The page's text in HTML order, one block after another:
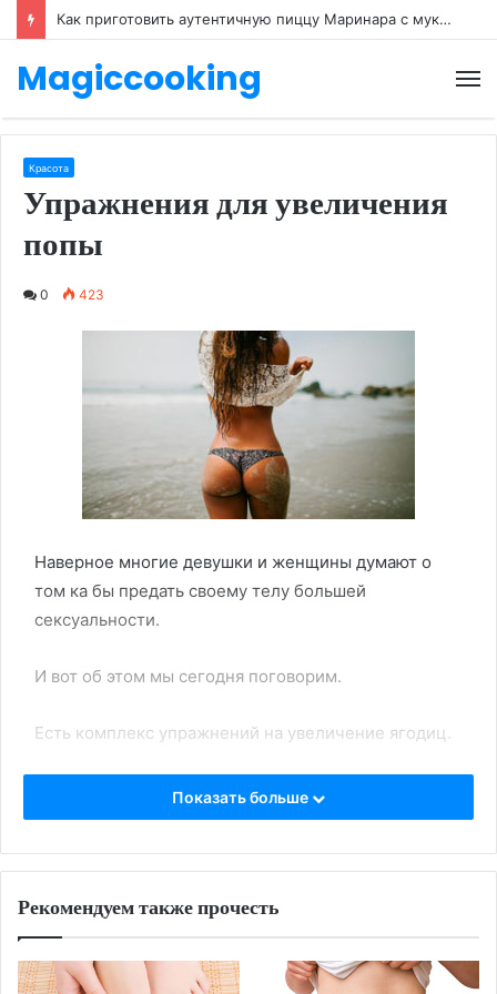
Как приготовить аутентичную пиццу Маринара с мукой тип 00
Magiccooking
Красота
Упражнения для увеличения
попы
0 423
Наверное многие девушки и женщины думают о
том ка бы предать своему телу большей
сексуальности.
И вот об этом мы сегодня поговорим.
Есть комплекс упражнений на увеличение ягодиц.
К физическим нагрузкам любого рода нужно
подходить осмысленно и самое главное занимаясь
организм так сказать не переусердствовать и
делать без фанатизма. В противном случаи лишние
калории не будут сжигаться а будут только
накапливаться.
Показать больше
Рекомендуем также прочесть